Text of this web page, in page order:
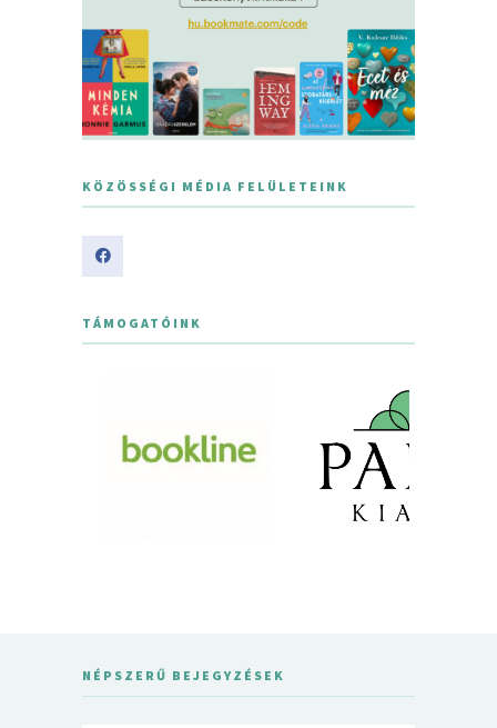
KÖZÖSSÉGI MÉDIA FELÜLETEINK
TÁMOGATÓINK
NÉPSZERŰ BEJEGYZÉSEK